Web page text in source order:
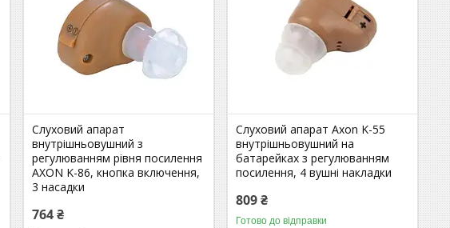
Слуховий апарат
внутрішньовушний з
регулюванням рівня посилення
AXON K-86, кнопка включення,
3 насадки
764 ₴
Слуховий апарат Axon K-55
внутрішньовушний на
батарейках з регулюванням
посилення, 4 вушні накладки
809 ₴
Готово до відправки